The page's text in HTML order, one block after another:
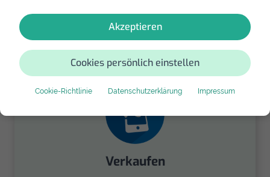
Akzeptieren
Cookies persönlich einstellen
Cookie-Richtlinie Datenschutzerklärung Impressum
Spende Dein Gerät über
handysfuerdieumwelt.de
für einen guten Zweck.
Verkaufen